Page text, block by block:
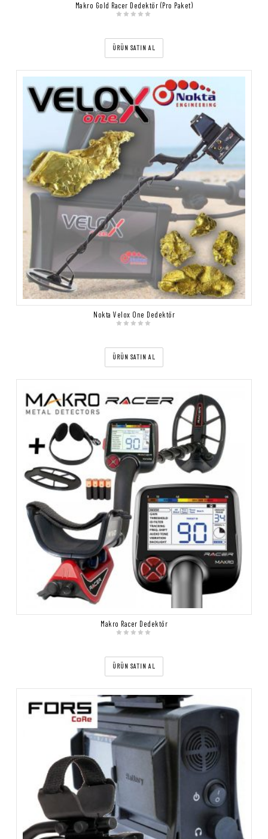
Makro Gold Racer Dedektör (Pro Paket)
ÜRÜN SATIN AL
Nokta Velox One Dedektör
ÜRÜN SATIN AL
Makro Racer Dedektör
ÜRÜN SATIN AL